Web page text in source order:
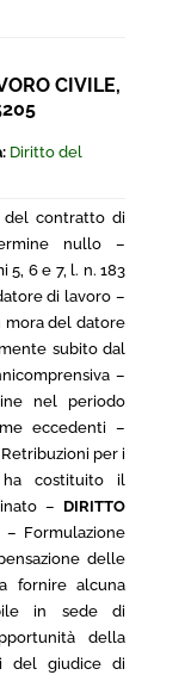
CIVILE,
Diritto del
del contratto di
nullo –
5, 6 e 7, l. n. 183
di lavoro –
mora del datore
subito dal
–
nel periodo
eccedenti –
per i
ha costituito il
– DIRITTO
Formulazione
delle
fornire alcuna
in sede di
della
del giudice di